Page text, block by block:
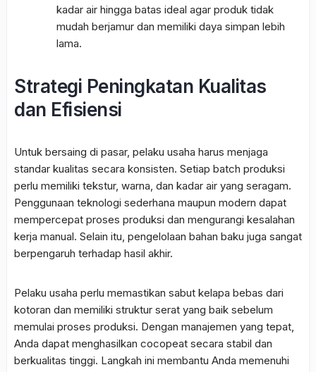
kadar air hingga batas ideal agar produk tidak
mudah berjamur dan memiliki daya simpan lebih
lama.
Strategi Peningkatan Kualitas
dan Efisiensi
Untuk bersaing di pasar, pelaku usaha harus menjaga
standar kualitas secara konsisten. Setiap batch produksi
perlu memiliki tekstur, warna, dan kadar air yang seragam.
Penggunaan teknologi sederhana maupun modern dapat
mempercepat proses produksi dan mengurangi kesalahan
kerja manual. Selain itu, pengelolaan bahan baku juga sangat
berpengaruh terhadap hasil akhir.
Pelaku usaha perlu memastikan sabut kelapa bebas dari
kotoran dan memiliki struktur serat yang baik sebelum
memulai proses produksi. Dengan manajemen yang tepat,
Anda dapat menghasilkan cocopeat secara stabil dan
berkualitas tinggi. Langkah ini membantu Anda memenuhi